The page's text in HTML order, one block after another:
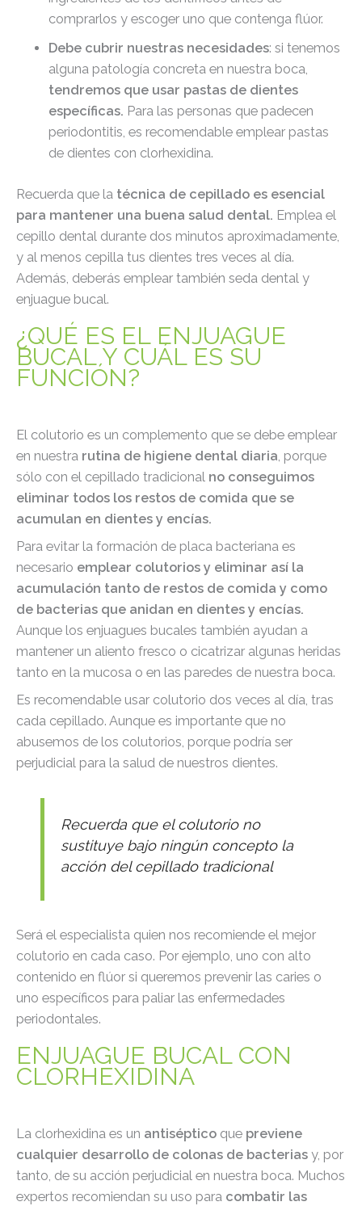
comprarlos y escoger uno que contenga flúor.
Debe cubrir nuestras necesidades: si tenemos
alguna patología concreta en nuestra boca,
tendremos que usar pastas de dientes
específicas. Para las personas que padecen
periodontitis, es recomendable emplear pastas
de dientes con clorhexidina.
Recuerda que la técnica de cepillado es esencial
para mantener una buena salud dental. Emplea el
cepillo dental durante dos minutos aproximadamente,
y al menos cepilla tus dientes tres veces al día.
Además, deberás emplear también seda dental y
enjuague bucal.
¿QUÉ ES EL ENJUAGUE
BUCAL Y CUÁL ES SU
FUNCIÓN?
El colutorio es un complemento que se debe emplear
en nuestra rutina de higiene dental diaria , porque
sólo con el cepillado tradicional no conseguimos
eliminar todos los restos de comida que se
acumulan en dientes y encías.
Para evitar la formación de placa bacteriana es
necesario emplear colutorios y eliminar así la
acumulación tanto de restos de comida y como
de bacterias que anidan en dientes y encías.
Aunque los enjuagues bucales también ayudan a
mantener un aliento fresco o cicatrizar algunas heridas
tanto en la mucosa o en las paredes de nuestra boca.
Es recomendable usar colutorio dos veces al día, tras
cada cepillado. Aunque es importante que no
abusemos de los colutorios, porque podría ser
perjudicial para la salud de nuestros dientes.
Recuerda que el colutorio no
sustituye bajo ningún concepto la
acción del cepillado tradicional
Será el especialista quien nos recomiende el mejor
colutorio en cada caso. Por ejemplo, uno con alto
contenido en flúor si queremos prevenir las caries o
uno específicos para paliar las enfermedades
periodontales.
ENJUAGUE BUCAL CON
CLORHEXIDINA
La clorhexidina es un antiséptico que previene
cualquier desarrollo de colonas de bacterias y, por
tanto, de su acción perjudicial en nuestra boca. Muchos
expertos recomiendan su uso para combatir las